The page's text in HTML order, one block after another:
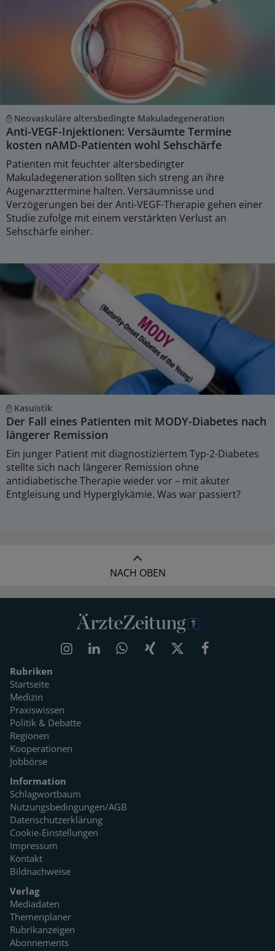
Neovaskuläre altersbedingte Makuladegeneration
Anti-VEGF-Injektionen: Versäumte Termine
kosten nAMD-Patienten wohl Sehschärfe
Patienten mit feuchter altersbedingter
Makuladegeneration sollten sich streng an ihre
Augenarzttermine halten. Versäumnisse und
Verzögerungen bei der Anti-VEGF-Therapie gehen einer
Studie zufolge mit einem verstärkten Verlust an
Sehschärfe einher.
Kasuistik
Der Fall eines Patienten mit MODY-Diabetes nach
längerer Remission
Ein junger Patient mit diagnostiziertem Typ-2-Diabetes
stellte sich nach längerer Remission ohne
antidiabetische Therapie wieder vor – mit akuter
Entgleisung und Hyperglykämie. Was war passiert?
NACH OBEN
Rubriken
Startseite
Medizin
Praxiswissen
Politik & Debatte
Regionen
Kooperationen
Jobbörse
Information
Schlagwortbaum
Nutzungsbedingungen/AGB
Datenschutzerklärung
Cookie-Einstellungen
Impressum
Kontakt
Bildnachweise
Verlag
Mediadaten
Themenplaner
Rubrikanzeigen
Abonnements